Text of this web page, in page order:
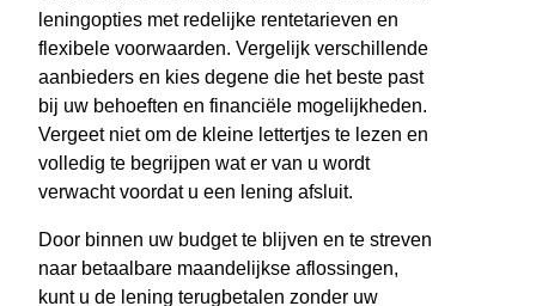
leningopties met redelijke rentetarieven en
flexibele voorwaarden. Vergelijk verschillende
aanbieders en kies degene die het beste past
bij uw behoeften en financiële mogelijkheden.
Vergeet niet om de kleine lettertjes te lezen en
volledig te begrijpen wat er van u wordt
verwacht voordat u een lening afsluit.
Door binnen uw budget te blijven en te streven
naar betaalbare maandelijkse aflossingen,
kunt u de lening terugbetalen zonder uw